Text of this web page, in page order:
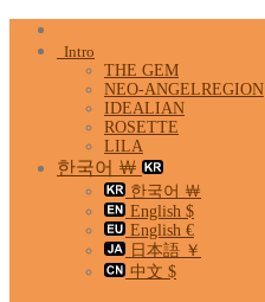
Skip
Intro
THE GEM
NEO-ANGELREGION
IDEALIAN
ROSETTE
LILA
한국어 ￦
한국어 ￦
English $
English €
日本語 ￥
中文 $